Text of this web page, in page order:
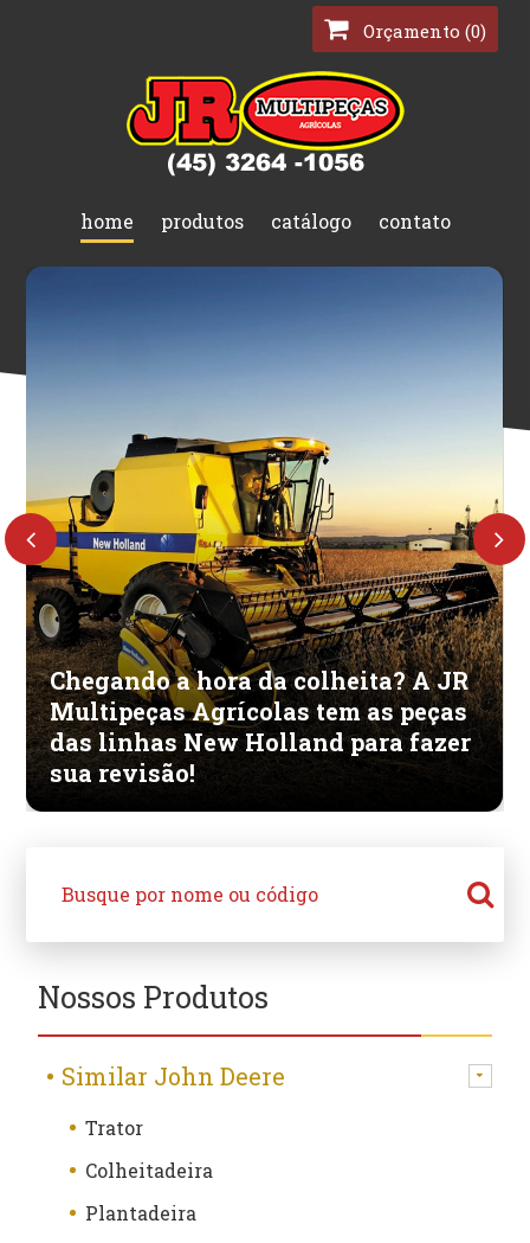
Orçamento (0)
home produtos catálogo contato
Previous
Chegando a hora da colheita? A JR
Multipeças Agrícolas tem as peças
das linhas New Holland para fazer
sua revisão!
Next
Nossos Produtos
Similar John Deere
Trator
Colheitadeira
Plantadeira